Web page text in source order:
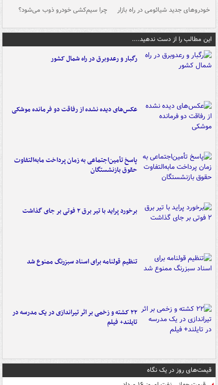
خودروهای جدید شیائومی در راه بازار چرا سیم‌کشی خودرو ذوب می‌شود؟
این مطالب را از دست ندهید....
رگبار و رعدوبرق در راه شمال کشور
عکس‌های دیده نشده از رفاقت دو فرمانده‌ موشکی
پاسخ تأمین‌اجتماعی به زمان پرداخت مابه‌التفاوت
حقوق بازنشستگان
برخورد پراید با تیر برق ۲ فوتی بر جای گذاشت
تنظیم قولنامه برای اسناد سبزرنگ ممنوع شد
۲۲ کشته و زخمی بر اثر تیراندازی در یک مدرسه در
تایلند+ فیلم
قیمت‌های روز در یک نگاه